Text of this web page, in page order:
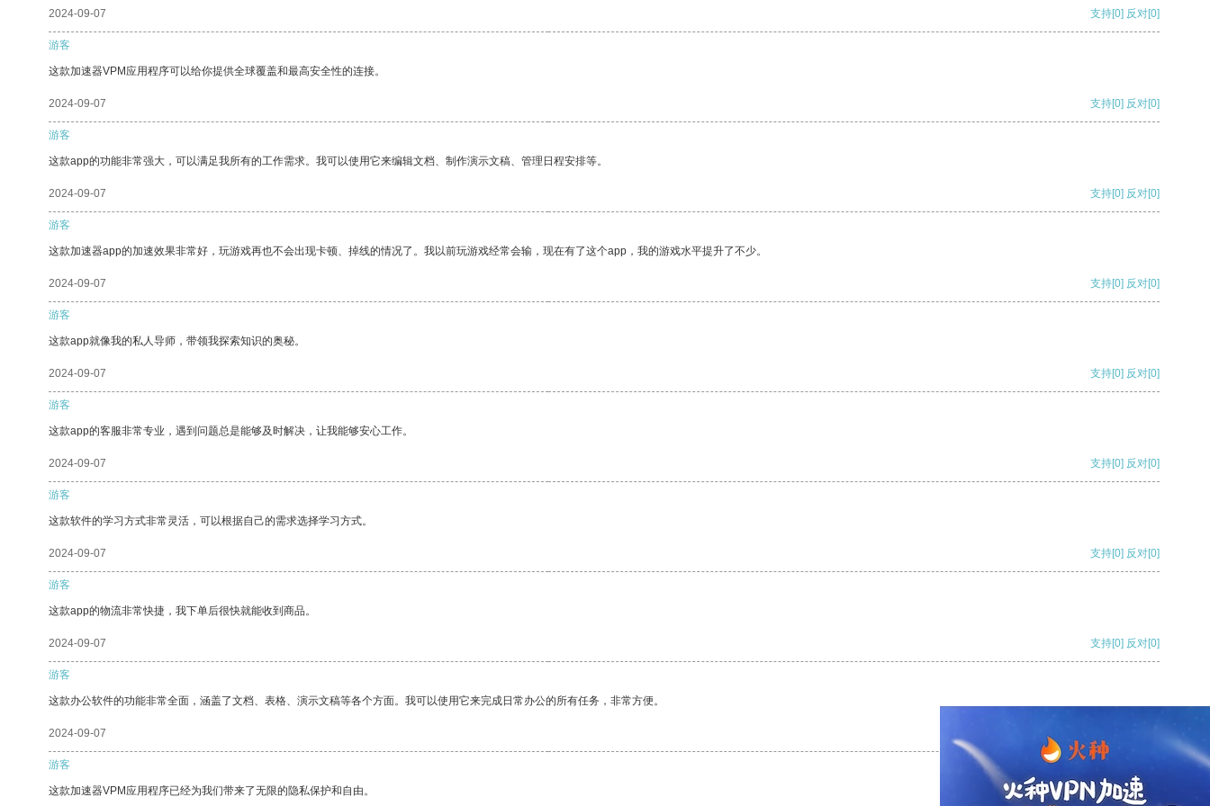
2024-09-07 支持[0] 反对[0]
游客
这款加速器VPM应用程序可以给你提供全球覆盖和最高安全性的连接。
2024-09-07 支持[0] 反对[0]
游客
这款app的功能非常强大，可以满足我所有的工作需求。我可以使用它来编辑文档、制作演示文稿、管理日程安排等。
2024-09-07 支持[0] 反对[0]
游客
这款加速器app的加速效果非常好，玩游戏再也不会出现卡顿、掉线的情况了。我以前玩游戏经常会输，现在有了这个app，我的游戏水平提升了不少。
2024-09-07 支持[0] 反对[0]
游客
这款app就像我的私人导师，带领我探索知识的奥秘。
2024-09-07 支持[0] 反对[0]
游客
这款app的客服非常专业，遇到问题总是能够及时解决，让我能够安心工作。
2024-09-07 支持[0] 反对[0]
游客
这款软件的学习方式非常灵活，可以根据自己的需求选择学习方式。
2024-09-07 支持[0] 反对[0]
游客
这款app的物流非常快捷，我下单后很快就能收到商品。
2024-09-07 支持[0] 反对[0]
游客
这款办公软件的功能非常全面，涵盖了文档、表格、演示文稿等各个方面。我可以使用它来完成日常办公的所有任务，非常方便。
2024-09-07
游客
这款加速器VPM应用程序已经为我们带来了无限的隐私保护和自由。